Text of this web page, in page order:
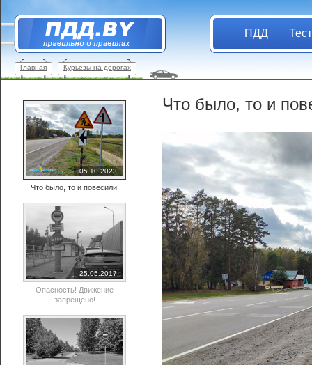
ПДД
Главная Курьезы на дорогах
Что было, то и
05.10.2023
Что было, то и повесили!
25.05.2017
Опасность! Движение
запрещено!